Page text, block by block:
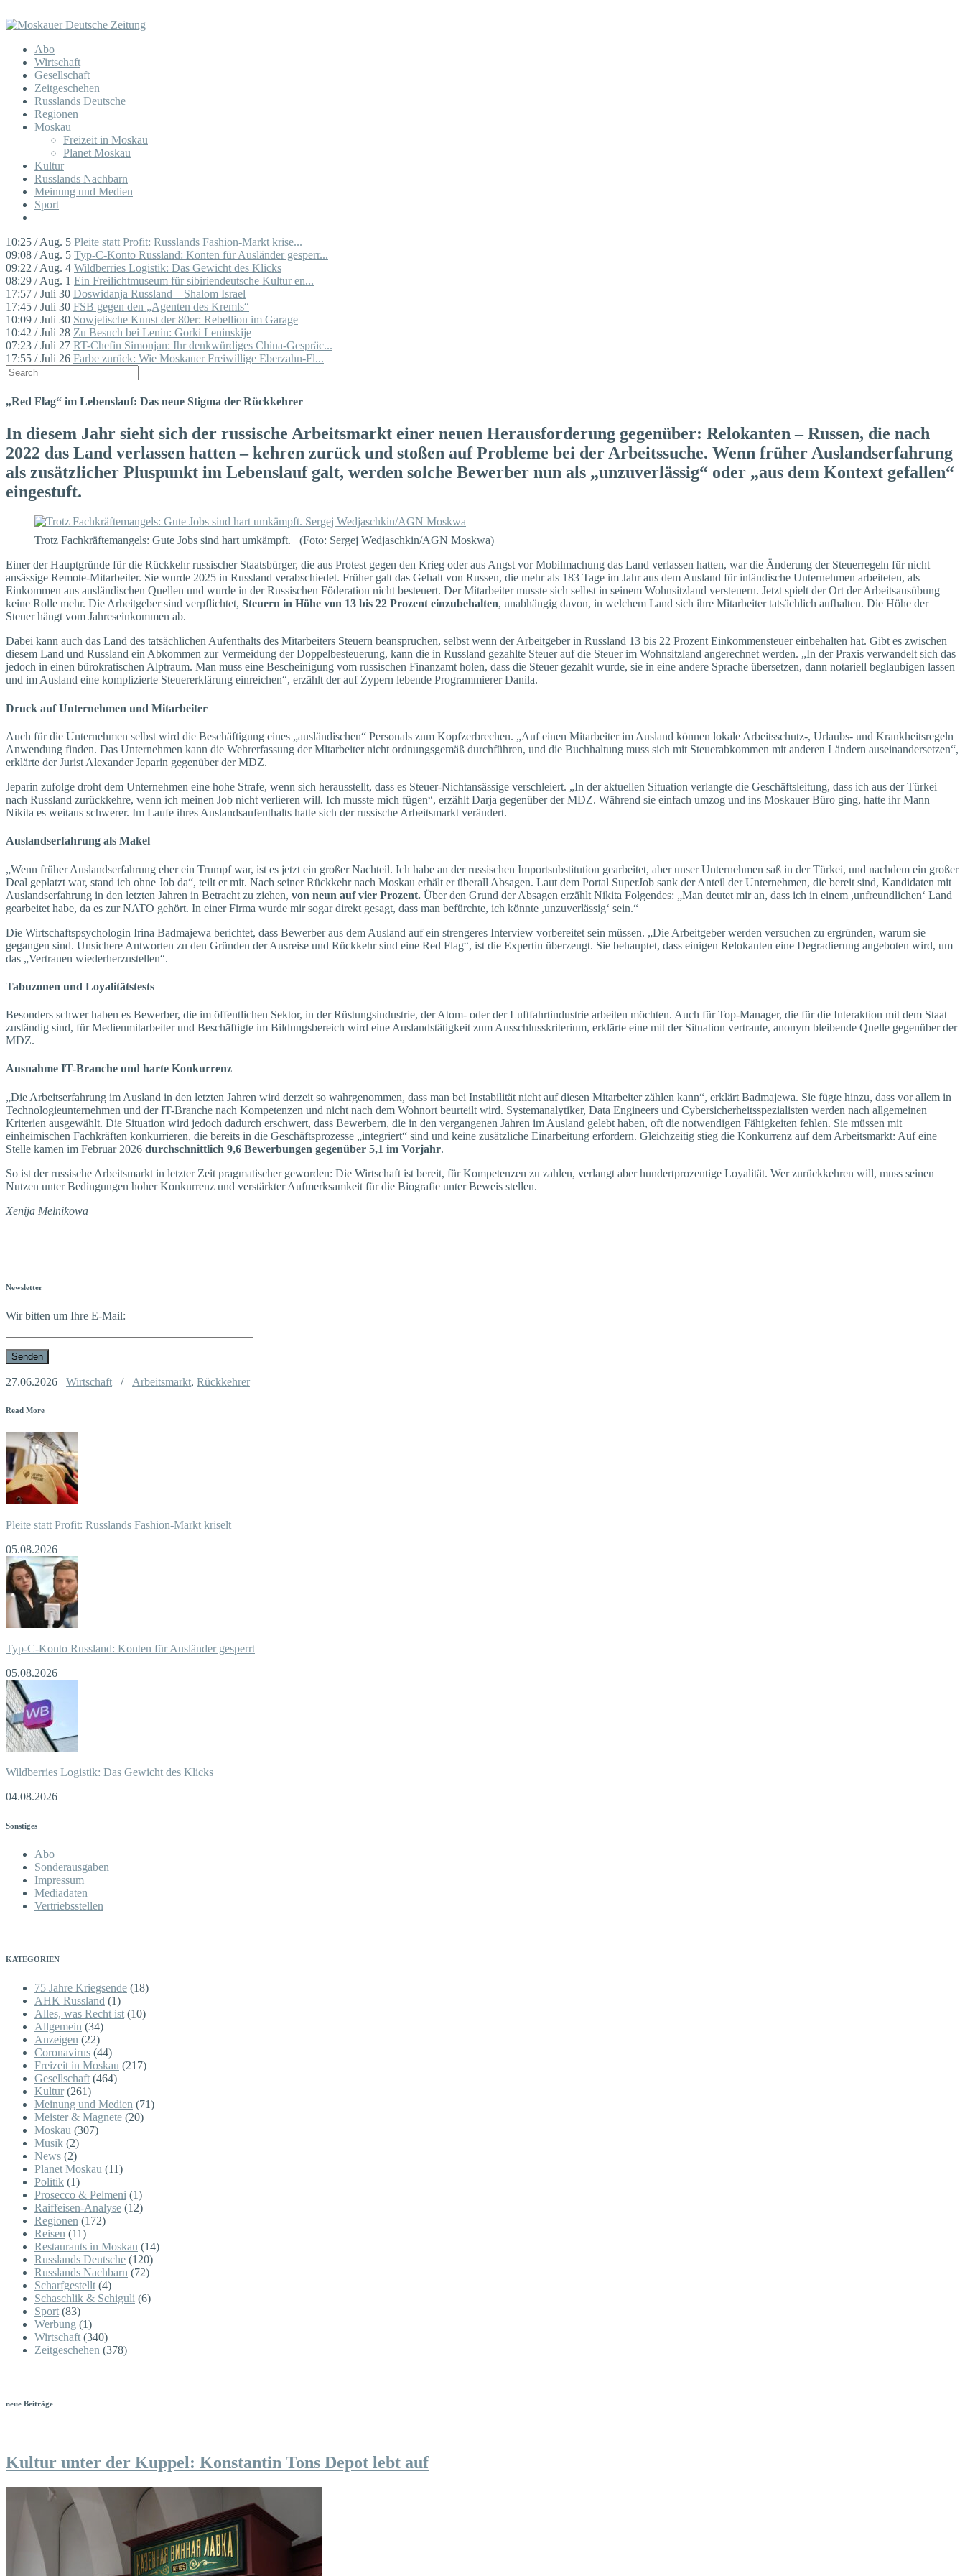
Abo
Wirtschaft
Gesellschaft
Zeitgeschehen
Russlands Deutsche
Regionen
Moskau
Freizeit in Moskau
Planet Moskau
Kultur
Russlands Nachbarn
Meinung und Medien
Sport
10:25 / Aug. 5 Pleite statt Profit: Russlands Fashion-Markt krise...
09:08 / Aug. 5 Typ-C-Konto Russland: Konten für Ausländer gesperr...
09:22 / Aug. 4 Wildberries Logistik: Das Gewicht des Klicks
08:29 / Aug. 1 Ein Freilichtmuseum für sibiriendeutsche Kultur en...
17:57 / Juli 30 Doswidanja Russland – Shalom Israel
17:45 / Juli 30 FSB gegen den „Agenten des Kremls“
10:09 / Juli 30 Sowjetische Kunst der 80er: Rebellion im Garage
10:42 / Juli 28 Zu Besuch bei Lenin: Gorki Leninskije
07:23 / Juli 27 RT-Chefin Simonjan: Ihr denkwürdiges China-Gespräc...
17:55 / Juli 26 Farbe zurück: Wie Moskauer Freiwillige Eberzahn-Fl...
„Red Flag“ im Lebenslauf: Das neue Stigma der Rückkehrer
In diesem Jahr sieht sich der russische Arbeitsmarkt einer neuen Herausforderung gegenüber: Relokanten – Russen, die nach
2022 das Land verlassen hatten – kehren zurück und stoßen auf Probleme bei der Arbeitssuche. Wenn früher Auslandserfahrung
als zusätzlicher Pluspunkt im Lebenslauf galt, werden solche Bewerber nun als „unzuverlässig“ oder „aus dem Kontext gefallen“
eingestuft.
Trotz Fachkräftemangels: Gute Jobs sind hart umkämpft. (Foto: Sergej Wedjaschkin/AGN Moskwa)
Einer der Hauptgründe für die Rückkehr russischer Staatsbürger, die aus Protest gegen den Krieg oder aus Angst vor Mobilmachung das Land verlassen hatten, war die Änderung der Steuerregeln für nicht
ansässige Remote-Mitarbeiter. Sie wurde 2025 in Russland verabschiedet. Früher galt das Gehalt von Russen, die mehr als 183 Tage im Jahr aus dem Ausland für inländische Unternehmen arbeiteten, als
Einkommen aus ausländischen Quellen und wurde in der Russischen Föderation nicht besteuert. Der Mitarbeiter musste sich selbst in seinem Wohnsitzland versteuern. Jetzt spielt der Ort der Arbeitsausübung
keine Rolle mehr. Die Arbeitgeber sind verpflichtet, Steuern in Höhe von 13 bis 22 Prozent einzubehalten, unabhängig davon, in welchem Land sich ihre Mitarbeiter tatsächlich aufhalten. Die Höhe der
Steuer hängt vom Jahreseinkommen ab.
Dabei kann auch das Land des tatsächlichen Aufenthalts des Mitarbeiters Steuern beanspruchen, selbst wenn der Arbeitgeber in Russland 13 bis 22 Prozent Einkommensteuer einbehalten hat. Gibt es zwischen
diesem Land und Russland ein Abkommen zur Vermeidung der Doppelbesteuerung, kann die in Russland gezahlte Steuer auf die Steuer im Wohnsitzland angerechnet werden. „In der Praxis verwandelt sich das
jedoch in einen bürokratischen Alptraum. Man muss eine Bescheinigung vom russischen Finanzamt holen, dass die Steuer gezahlt wurde, sie in eine andere Sprache übersetzen, dann notariell beglaubigen lassen
und im Ausland eine komplizierte Steuererklärung einreichen“, erzählt der auf Zypern lebende Programmierer Danila.
Druck auf Unternehmen und Mitarbeiter
Auch für die Unternehmen selbst wird die Beschäftigung eines „ausländischen“ Personals zum Kopfzerbrechen. „Auf einen Mitarbeiter im Ausland können lokale Arbeitsschutz-, Urlaubs- und Krankheitsregeln
Anwendung finden. Das Unternehmen kann die Wehrerfassung der Mitarbeiter nicht ordnungsgemäß durchführen, und die Buchhaltung muss sich mit Steuerabkommen mit anderen Ländern auseinandersetzen“,
erklärte der Jurist Alexander Jeparin gegenüber der MDZ.
Jeparin zufolge droht dem Unternehmen eine hohe Strafe, wenn sich herausstellt, dass es Steuer-Nichtansässige verschleiert. „In der aktuellen Situation verlangte die Geschäftsleitung, dass ich aus der Türkei
nach Russland zurückkehre, wenn ich meinen Job nicht verlieren will. Ich musste mich fügen“, erzählt Darja gegenüber der MDZ. Während sie einfach umzog und ins Moskauer Büro ging, hatte ihr Mann
Nikita es weitaus schwerer. Im Laufe ihres Auslandsaufenthalts hatte sich der russische Arbeitsmarkt verändert.
Auslandserfahrung als Makel
„Wenn früher Auslandserfahrung eher ein Trumpf war, ist es jetzt ein großer Nachteil. Ich habe an der russischen Importsubstitution gearbeitet, aber unser Unternehmen saß in der Türkei, und nachdem ein großer
Deal geplatzt war, stand ich ohne Job da“, teilt er mit. Nach seiner Rückkehr nach Moskau erhält er überall Absagen. Laut dem Portal SuperJob sank der Anteil der Unternehmen, die bereit sind, Kandidaten mit
Auslandserfahrung in den letzten Jahren in Betracht zu ziehen, von neun auf vier Prozent. Über den Grund der Absagen erzählt Nikita Folgendes: „Man deutet mir an, dass ich in einem ,unfreundlichen‘ Land
gearbeitet habe, da es zur NATO gehört. In einer Firma wurde mir sogar direkt gesagt, dass man befürchte, ich könnte ,unzuverlässig‘ sein.“
Die Wirtschaftspsychologin Irina Badmajewa berichtet, dass Bewerber aus dem Ausland auf ein strengeres Interview vorbereitet sein müssen. „Die Arbeitgeber werden versuchen zu ergründen, warum sie
gegangen sind. Unsichere Antworten zu den Gründen der Ausreise und Rückkehr sind eine Red Flag“, ist die Expertin überzeugt. Sie behauptet, dass einigen Relokanten eine Degradierung angeboten wird, um
das „Vertrauen wiederherzustellen“.
Tabuzonen und Loyalitätstests
Besonders schwer haben es Bewerber, die im öffentlichen Sektor, in der Rüstungsindustrie, der Atom- oder der Luftfahrtindustrie arbeiten möchten. Auch für Top-Manager, die für die Interaktion mit dem Staat
zuständig sind, für Medienmitarbeiter und Beschäftigte im Bildungsbereich wird eine Auslandstätigkeit zum Ausschlusskriterium, erklärte eine mit der Situation vertraute, anonym bleibende Quelle gegenüber der
MDZ.
Ausnahme IT-Branche und harte Konkurrenz
„Die Arbeitserfahrung im Ausland in den letzten Jahren wird derzeit so wahrgenommen, dass man bei Instabilität nicht auf diesen Mitarbeiter zählen kann“, erklärt Badmajewa. Sie fügte hinzu, dass vor allem in
Technologieunternehmen und der IT-Branche nach Kompetenzen und nicht nach dem Wohnort beurteilt wird. Systemanalytiker, Data Engineers und Cybersicherheitsspezialisten werden nach allgemeinen
Kriterien ausgewählt. Die Situation wird jedoch dadurch erschwert, dass Bewerbern, die in den vergangenen Jahren im Ausland gelebt haben, oft die notwendigen Fähigkeiten fehlen. Sie müssen mit
einheimischen Fachkräften konkurrieren, die bereits in die Geschäftsprozesse „integriert“ sind und keine zusätzliche Einarbeitung erfordern. Gleichzeitig stieg die Konkurrenz auf dem Arbeitsmarkt: Auf eine
Stelle kamen im Februar 2026 durchschnittlich 9,6 Bewerbungen gegenüber 5,1 im Vorjahr.
So ist der russische Arbeitsmarkt in letzter Zeit pragmatischer geworden: Die Wirtschaft ist bereit, für Kompetenzen zu zahlen, verlangt aber hundertprozentige Loyalität. Wer zurückkehren will, muss seinen
Nutzen unter Bedingungen hoher Konkurrenz und verstärkter Aufmerksamkeit für die Biografie unter Beweis stellen.
Xenija Melnikowa
Newsletter
Wir bitten um Ihre E-Mail:
27.06.2026 Wirtschaft / Arbeitsmarkt, Rückkehrer
Read More
Pleite statt Profit: Russlands Fashion-Markt kriselt
05.08.2026
Typ-C-Konto Russland: Konten für Ausländer gesperrt
05.08.2026
Wildberries Logistik: Das Gewicht des Klicks
04.08.2026
Sonstiges
Abo
Sonderausgaben
Impressum
Mediadaten
Vertriebsstellen
KATEGORIEN
75 Jahre Kriegsende (18)
AHK Russland (1)
Alles, was Recht ist (10)
Allgemein (34)
Anzeigen (22)
Coronavirus (44)
Freizeit in Moskau (217)
Gesellschaft (464)
Kultur(261)
Meinung und Medien (71)
Meister & Magnete (20)
Moskau (307)
Musik (2)
News (2)
Planet Moskau (11)
Politik (1)
Prosecco & Pelmeni (1)
Raiffeisen-Analyse (12)
Regionen (172)
Reisen (11)
Restaurants in Moskau (14)
Russlands Deutsche (120)
Russlands Nachbarn (72)
Scharfgestellt (4)
Schaschlik & Schiguli (6)
Sport (83)
Werbung (1)
Wirtschaft (340)
Zeitgeschehen (378)
neue Beiträge
Kultur unter der Kuppel: Konstantin Tons Depot lebt auf